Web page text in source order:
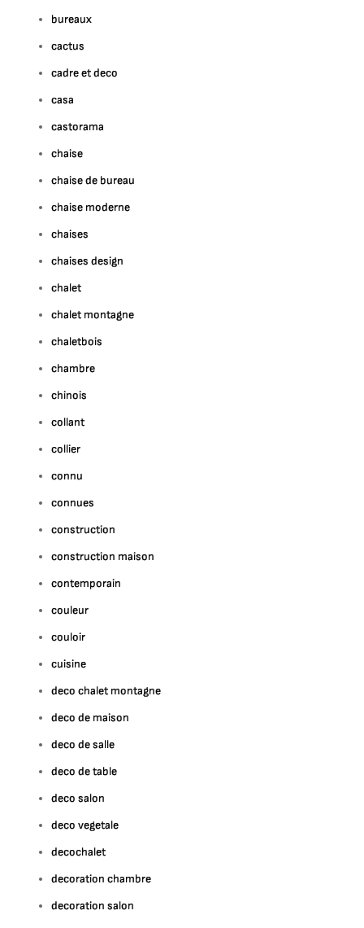
bureaux
cactus
cadre et deco
casa
castorama
chaise
chaise de bureau
chaise moderne
chaises
chaises design
chalet
chalet montagne
chaletbois
chambre
chinois
collant
collier
connu
connues
construction
construction maison
contemporain
couleur
couloir
cuisine
deco chalet montagne
deco de maison
deco de salle
deco de table
deco salon
deco vegetale
decochalet
decoration chambre
decoration salon